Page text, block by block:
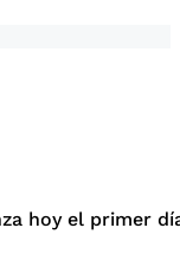
hoy el primer